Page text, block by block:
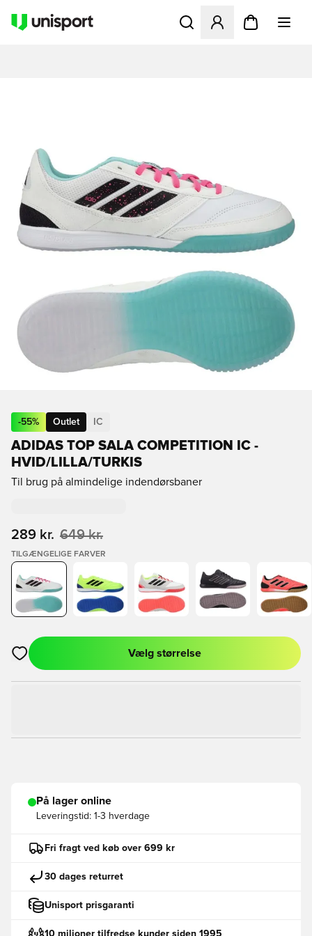
Åbner en Modal til at
-55% Outlet IC
ADIDAS TOP SALA COMPETITION IC -
HVID/LILLA/TURKIS
Til brug på almindelige indendørsbaner
289 kr. 649 kr.
TILGÆNGELIGE FARVER
Åbner en Modal til at logge ind eller tilmelde dig som medlem
Vælg størrelse
På lager online
Leveringstid: 1-3 hverdage
Fri fragt ved køb over 699 kr
30 dages returret
Unisport prisgaranti
10 milioner tilfredse kunder siden 1995